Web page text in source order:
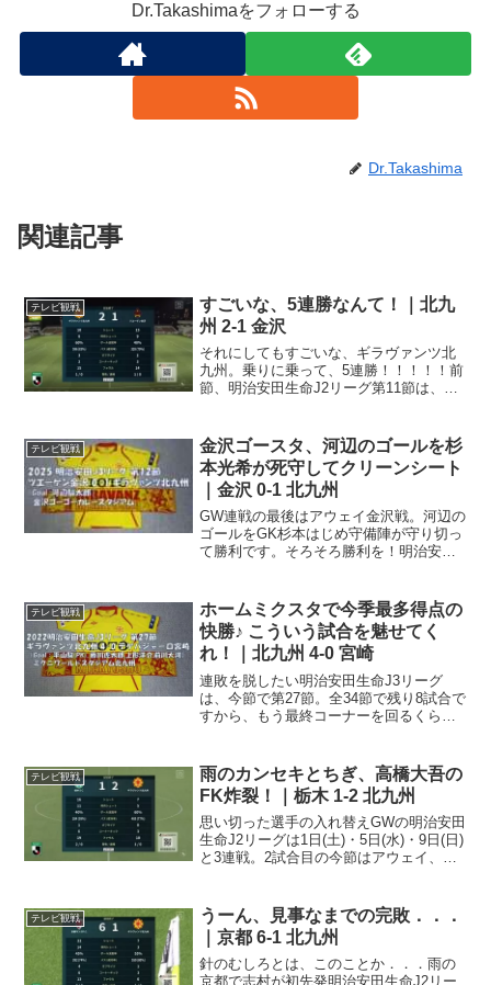
Dr.Takashimaをフォローする
Dr.Takashima
関連記事
テレビ観戦
すごいな、5連勝なんて！｜北九
州 2-1 金沢
それにしてもすごいな、ギラヴァンツ北
九州。乗りに乗って、5連勝！！！！！前
節、明治安田生命J2リーグ第11節は、ホ
DF 15 野口航DF 16 村松航太DF...
テレビ観戦
金沢ゴースタ、河辺のゴールを杉
本光希が死守してクリーンシート
｜金沢 0-1 北九州
GW連戦の最後はアウェイ金沢戦。河辺の
ゴールをGK杉本はじめ守備陣が守り切っ
て勝利です。そろそろ勝利を！明治安田
ヴァンツ北九州。内容なんかどうでも良
いので、今日は...
テレビ観戦
ホームミクスタで今季最多得点の
快勝♪ こういう試合を魅せてく
れ！｜北九州 4-0 宮崎
連敗を脱したい明治安田生命J3リーグ
は、今節で第27節。全34節で残り8試合で
すから、もう最終コーナーを回るくらい
まま、ここまで来てしまいましたが、一
つでも順位を上げ...
テレビ観戦
雨のカンセキとちぎ、高橋大吾の
FK炸裂！｜栃木 1-2 北九州
思い切った選手の入れ替えGWの明治安田
生命J2リーグは1日(土)・5日(水)・9日(日)
と3連戦。2試合目の今節はアウェイ、カ
すと、先発メンバーGK 1 吉丸絢梓DF...
テレビ観戦
うーん、見事なまでの完敗．．．
｜京都 6-1 北九州
針のむしろとは、このことか．．．雨の
京都で志村が初先発明治安田生命J2リー